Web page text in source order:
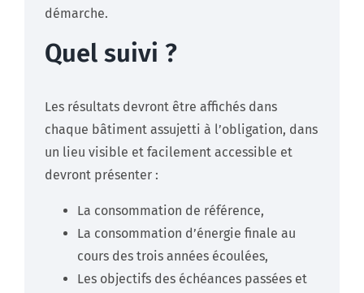
démarche.
Quel suivi ?
Les résultats devront être affichés dans
chaque bâtiment assujetti à l’obligation, dans
un lieu visible et facilement accessible et
devront présenter :
La consommation de référence,
La consommation d’énergie finale au
cours des trois années écoulées,
Les objectifs des échéances passées et